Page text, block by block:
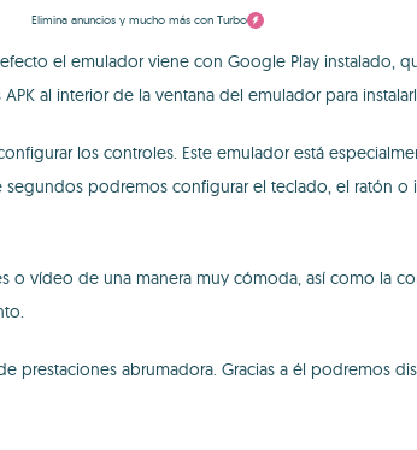
Elimina anuncios y mucho más con Turbo
el emulador viene con Google Play instalado,
al interior de la ventana del emulador para
los controles. Este emulador está
podremos configurar el teclado, el ratón
o vídeo de una manera muy cómoda, así como la
prestaciones abrumadora. Gracias a él podremos